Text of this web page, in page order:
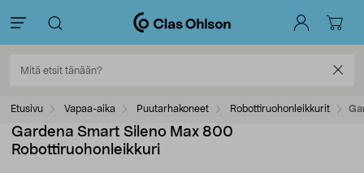
Etusivu Vapaa-aika Puutarhakoneet Robottiruohonleikkurit
Gardena Smart Sileno Max 800
Robottiruohonleikkuri